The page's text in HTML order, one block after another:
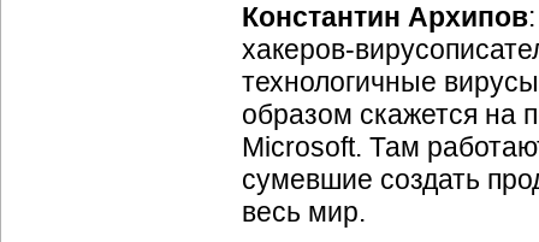
Константин Архипов
хакеров-
технологичные
образом скажется на
Microsoft. Там
сумевшие создать
весь мир.